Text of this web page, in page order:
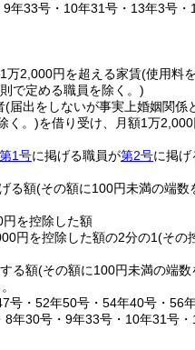
33号・10年31号・13年3号
万2,000円を超える家賃(使用料
で定める職員を除く。)
(届出をしないが事実上婚姻関係
く。)を借り受け、月額1万
第1号に掲げる職員が第2号に掲げ
る額(その額に100円未満の端数
を控除した額
円を控除した額の2分の1(その
る額(その額に100円未満の端
・52年50号・54年40号・56
年30号・9年33号・10年31号